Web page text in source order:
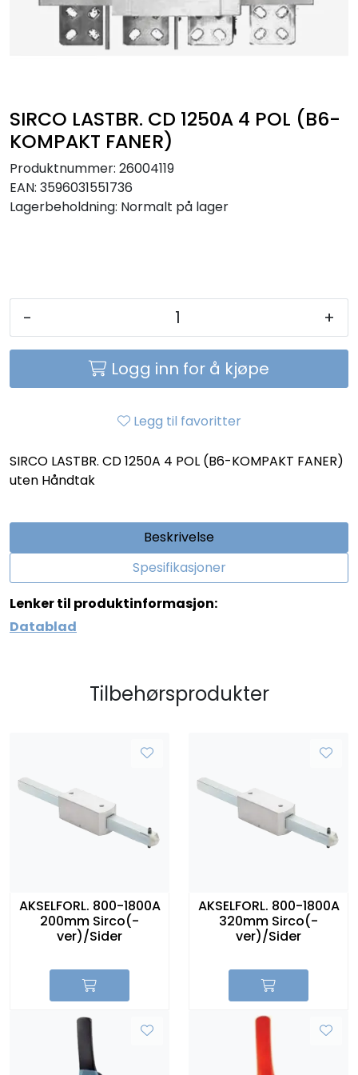
SIRCO LASTBR. CD 1250A 4 POL (B6-
KOMPAKT FANER)
Produktnummer: 26004119
EAN: 3596031551736
Lagerbeholdning: Normalt på lager
- +
Logg inn for å kjøpe
Legg til favoritter
SIRCO LASTBR. CD 1250A 4 POL (B6-KOMPAKT FANER)
uten Håndtak
Beskrivelse
Spesifikasjoner
Lenker til produktinformasjon:
Datablad
Tilbehørsprodukter
AKSELFORL. 800-1800A
200mm Sirco(-
ver)/Sider
AKSELFORL. 800-1800A
320mm Sirco(-
ver)/Sider
Sikringer